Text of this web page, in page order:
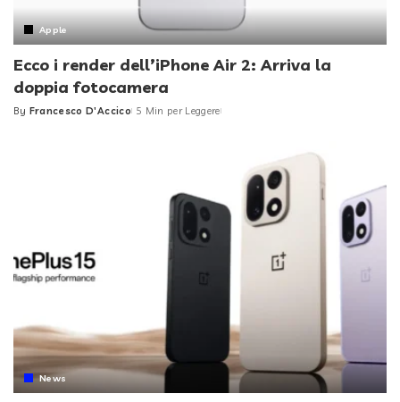
Apple
Ecco i render dell’iPhone Air 2: Arriva la
doppia fotocamera
Posted
By Francesco D'Accico 5 Min per Leggere
News